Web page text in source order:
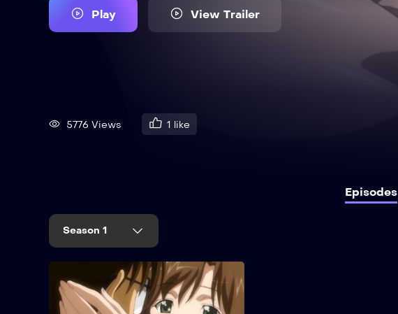
Play View Trailer
5776 Views 1 like
Episodes
Season 1